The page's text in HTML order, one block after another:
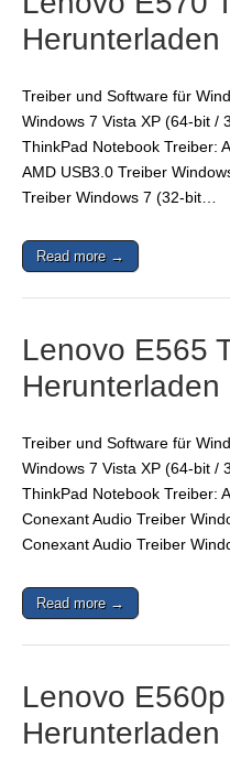
Herunterladen
Treiber und Software für
Windows 7 Vista XP (64-bit /
ThinkPad Notebook Treiber:
AMD USB3.0 Treiber
Treiber Windows 7 (32-bit…
Read more →
Lenovo E565
Herunterladen
Treiber und Software für
Windows 7 Vista XP (64-bit /
ThinkPad Notebook Treiber:
Conexant Audio Treiber
Conexant Audio Treiber
Read more →
Lenovo
Herunterladen